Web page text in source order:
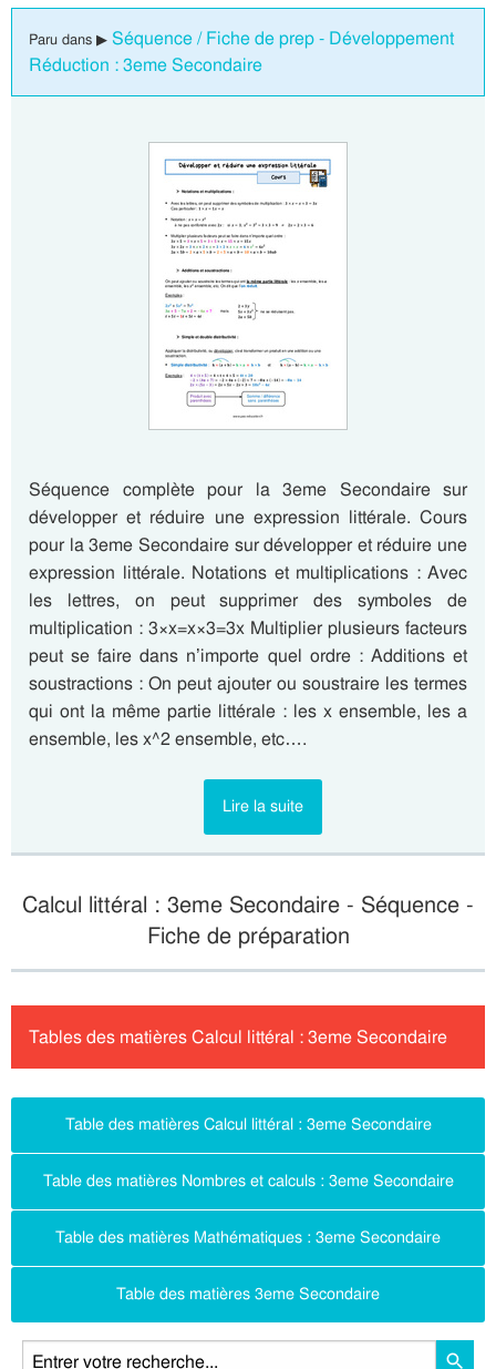
Paru dans ▶ Séquence / Fiche de prep - Développement
Réduction : 3eme Secondaire
Séquence complète pour la 3eme Secondaire sur
développer et réduire une expression littérale. Cours
pour la 3eme Secondaire sur développer et réduire une
expression littérale. Notations et multiplications : Avec
les lettres, on peut supprimer des symboles de
multiplication : 3×x=x×3=3x Multiplier plusieurs facteurs
peut se faire dans n’importe quel ordre : Additions et
soustractions : On peut ajouter ou soustraire les termes
qui ont la même partie littérale : les x ensemble, les a
ensemble, les x^2 ensemble, etc….
Lire la suite
Calcul littéral : 3eme Secondaire - Séquence -
Fiche de préparation
Tables des matières Calcul littéral : 3eme Secondaire
Table des matières Calcul littéral : 3eme Secondaire
Table des matières Nombres et calculs : 3eme Secondaire
Table des matières Mathématiques : 3eme Secondaire
Table des matières 3eme Secondaire